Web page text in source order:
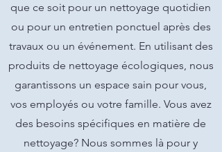
que ce soit pour un nettoyage quotidien
ou pour un entretien ponctuel après des
travaux ou un événement. En utilisant des
produits de nettoyage écologiques, nous
garantissons un espace sain pour vous,
vos employés ou votre famille. Vous avez
des besoins spécifiques en matière de
nettoyage? Nous sommes là pour y